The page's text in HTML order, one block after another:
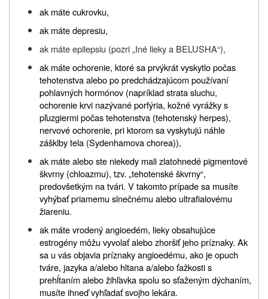
ak máte cukrovku,
ak máte depresiu,
ak máte epilepsiu (pozri „Iné lieky a BELUSHA“),
ak máte ochorenie, ktoré sa prvýkrát vyskytlo počas
tehotenstva alebo po predchádzajúcom používaní
pohlavných hormónov (napríklad strata sluchu,
ochorenie krvi nazývané porfýria, kožné vyrážky s
pľuzgiermi počas tehotenstva (tehotenský herpes),
nervové ochorenie, pri ktorom sa vyskytujú náhle
zášklby tela (Sydenhamova chorea)),
ak máte alebo ste niekedy mali zlatohnedé pigmentové
škvrny (chloazmu), tzv. „tehotenské škvrny“,
predovšetkým na tvári. V takomto prípade sa musíte
vyhýbať priamemu slnečnému alebo ultrafialovému
žiareniu.
ak máte vrodený angioedém, lieky obsahujúce
estrogény môžu vyvolať alebo zhoršiť jeho príznaky. Ak
sa u vás objavia príznaky angioedému, ako je opuch
tváre, jazyka a/alebo hltana a/alebo ťažkosti s
prehĺtaním alebo žihľavka spolu so sťaženým dýchaním,
musíte ihneď vyhľadať svojho lekára.